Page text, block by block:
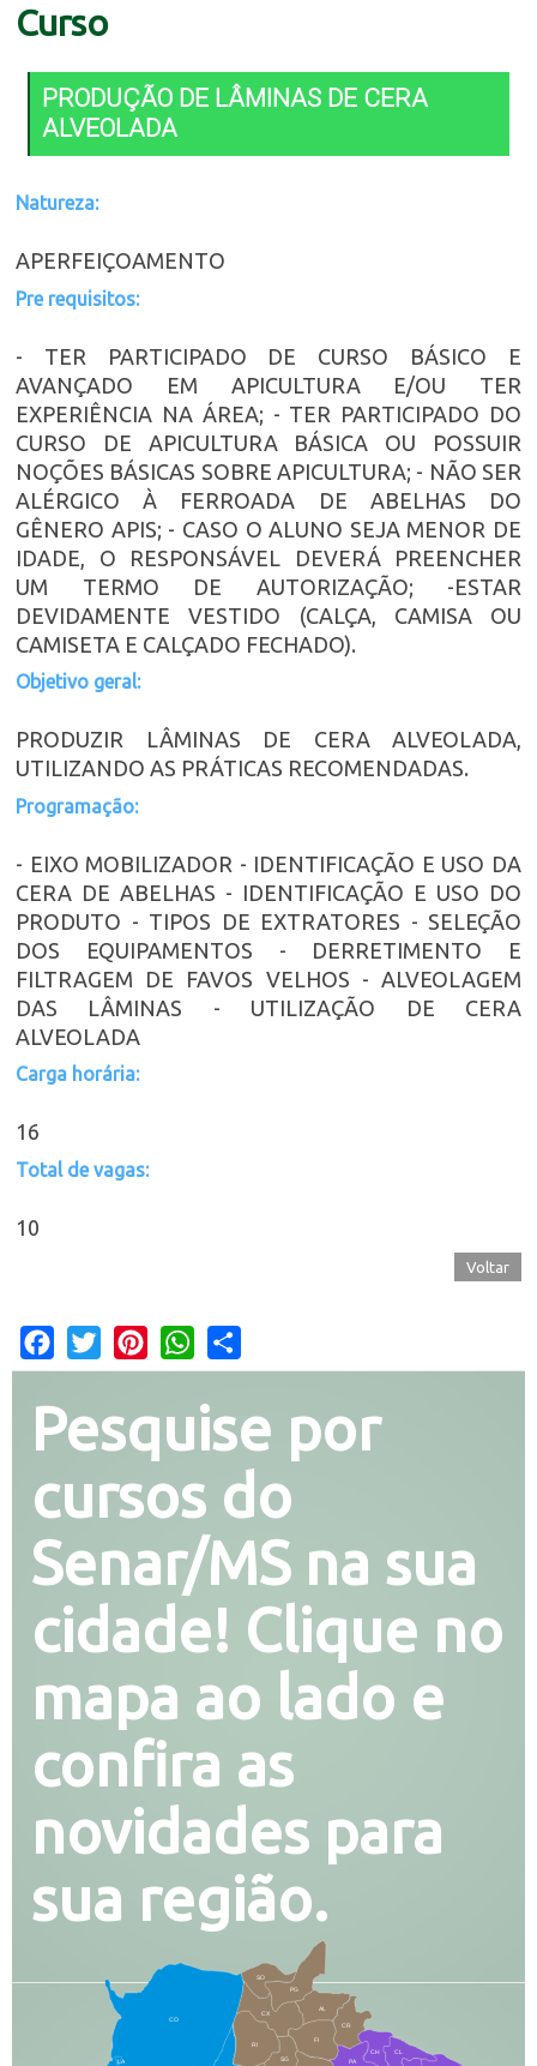
Curso
PRODUÇÃO DE LÂMINAS DE CERA
ALVEOLADA
Natureza:
APERFEIÇOAMENTO
Pre requisitos:
- TER PARTICIPADO DE CURSO BÁSICO E
AVANÇADO EM APICULTURA E/OU TER
EXPERIÊNCIA NA ÁREA; - TER PARTICIPADO DO
CURSO DE APICULTURA BÁSICA OU POSSUIR
NOÇÕES BÁSICAS SOBRE APICULTURA; - NÃO SER
ALÉRGICO À FERROADA DE ABELHAS DO
GÊNERO APIS; - CASO O ALUNO SEJA MENOR DE
IDADE, O RESPONSÁVEL DEVERÁ PREENCHER
UM TERMO DE AUTORIZAÇÃO; -ESTAR
DEVIDAMENTE VESTIDO (CALÇA, CAMISA OU
CAMISETA E CALÇADO FECHADO).
Objetivo geral:
PRODUZIR LÂMINAS DE CERA ALVEOLADA,
UTILIZANDO AS PRÁTICAS RECOMENDADAS.
Programação:
- EIXO MOBILIZADOR - IDENTIFICAÇÃO E USO DA
CERA DE ABELHAS - IDENTIFICAÇÃO E USO DO
PRODUTO - TIPOS DE EXTRATORES - SELEÇÃO
DOS EQUIPAMENTOS - DERRETIMENTO E
FILTRAGEM DE FAVOS VELHOS - ALVEOLAGEM
DAS LÂMINAS - UTILIZAÇÃO DE CERA
ALVEOLADA
Carga horária:
16
Total de vagas:
10
Voltar
Facebook
Twitter PinterestWhatsApp
Pesquise por
cursos do
Senar/MS na sua
cidade! Clique no
mapa ao lado e
confira as
novidades para
sua região.
CO
CX
RI
AL
CR
FI
SG PA
CH CL
PG
SO
LA